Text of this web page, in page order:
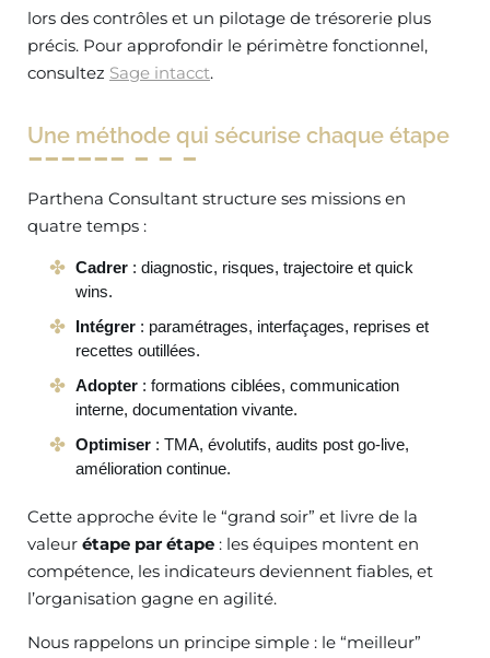
lors des contrôles et un pilotage de trésorerie plus
précis. Pour approfondir le périmètre fonctionnel,
consultez Sage intacct.
Une méthode qui sécurise chaque étape
Parthena Consultant structure ses missions en
quatre temps :
Cadrer : diagnostic, risques, trajectoire et quick
wins.
Intégrer : paramétrages, interfaçages, reprises et
recettes outillées.
Adopter : formations ciblées, communication
interne, documentation vivante.
Optimiser : TMA, évolutifs, audits post go-live,
amélioration continue.
Cette approche évite le “grand soir” et livre de la
valeur étape par étape : les équipes montent en
compétence, les indicateurs deviennent fiables, et
l’organisation gagne en agilité.
Nous rappelons un principe simple : le “meilleur”